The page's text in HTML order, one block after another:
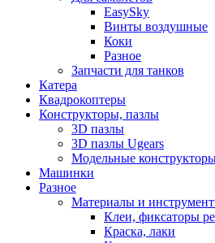
EasySky
Винты воздушные
Коки
Разное
Запчасти для танков
Катера
Квадрокоптеры
Конструкторы, пазлы
3D пазлы
3D пазлы Ugears
Модельные
Машинки
Разное
Материалы и
Клеи, фиксаторы
Краска, лаки